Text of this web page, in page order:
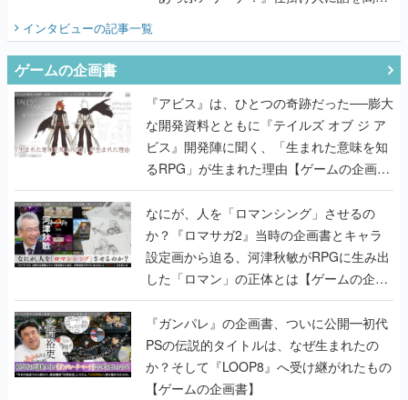
てみた
インタビューの記事一覧
ゲームの企画書
『アビス』は、ひとつの奇跡だった──膨大
な開発資料とともに『テイルズ オブ ジ ア
ビス』開発陣に聞く、「生まれた意味を知
るRPG」が生まれた理由【ゲームの企画
書】
なにが、人を「ロマンシング」させるの
か？『ロマサガ2』当時の企画書とキャラ
設定画から迫る、河津秋敏がRPGに生み出
した「ロマン」の正体とは【ゲームの企画
書】
『ガンパレ』の企画書、ついに公開━初代
PSの伝説的タイトルは、なぜ生まれたの
か？そして『LOOP8』へ受け継がれたもの
【ゲームの企画書】